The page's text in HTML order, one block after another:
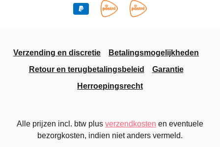
Verzending en discretie
Betalingsmogelijkheden
Retour en terugbetalingsbeleid
Garantie
Herroepingsrecht
Alle prijzen incl. btw plus verzendkosten en eventuele
bezorgkosten, indien niet anders vermeld.